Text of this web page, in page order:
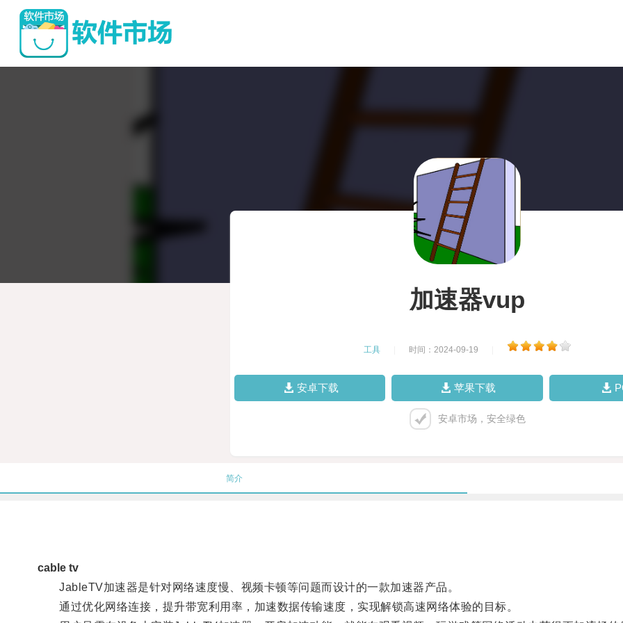
加速器vup
工具 时间：2024-09-19
安卓下载 苹果下载
安卓市场，安全绿色
简介
cable tv
JableTV加速器是针对网络速度慢、视频卡顿等问题而设计的一款加速器产品。
通过优化网络连接，提升带宽利用率，加速数据传输速度，实现解锁高速网络体验的目标。